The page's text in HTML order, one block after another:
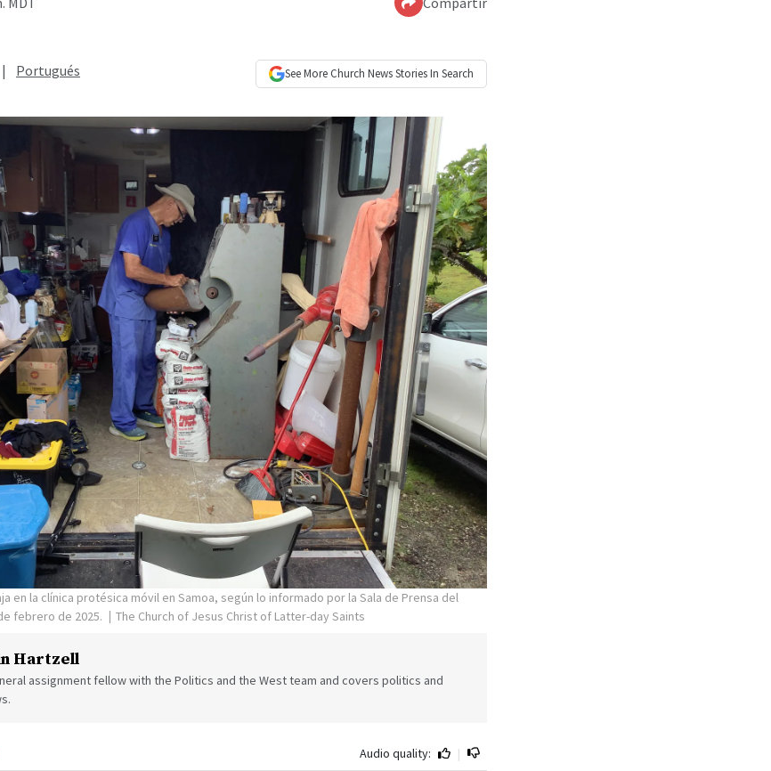
| Portugués See More Church NewsStories In Search
en la clínica protésica móvil en Samoa, según lo informado por la Sala de Prensa del
febrero de 2025.
The Church of Jesus Christ of Latter-day Saints
Hartzell
assignment fellow with the Politics and the West team and covers politics and
Audio quality: |